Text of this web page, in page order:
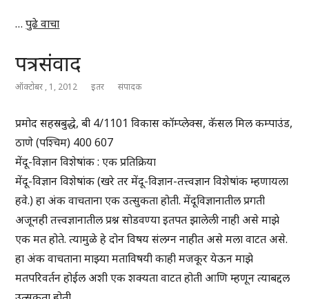
…पुढे वाचा
पत्रसंवाद
ऑक्टोबर , 1, 2012 इतर संपादक
प्रमोद सहस्रबुद्धे, बी 4/1101 विकास कॉम्प्लेक्स, कॅसल मिल कम्पाउंड,
ठाणे (पश्चिम) 400 607
मेंदू-विज्ञान विशेषांक : एक प्रतिक्रिया
मेंदू-विज्ञान विशेषांक (खरे तर मेंदू-विज्ञान-तत्त्वज्ञान विशेषांक म्हणायला
हवे.) हा अंक वाचताना एक उत्सुकता होती. मेंदूविज्ञानातील प्रगती
अजूनही तत्त्वज्ञानातील प्रश्न सोडवण्या इतपत झालेली नाही असे माझे
एक मत होते. त्यामुळे हे दोन विषय संलग्न नाहीत असे मला वाटत असे.
हा अंक वाचताना माझ्या मताविषयी काही मजकूर येऊन माझे
मतपरिवर्तन होईल अशी एक शक्यता वाटत होती आणि म्हणून त्याबद्दल